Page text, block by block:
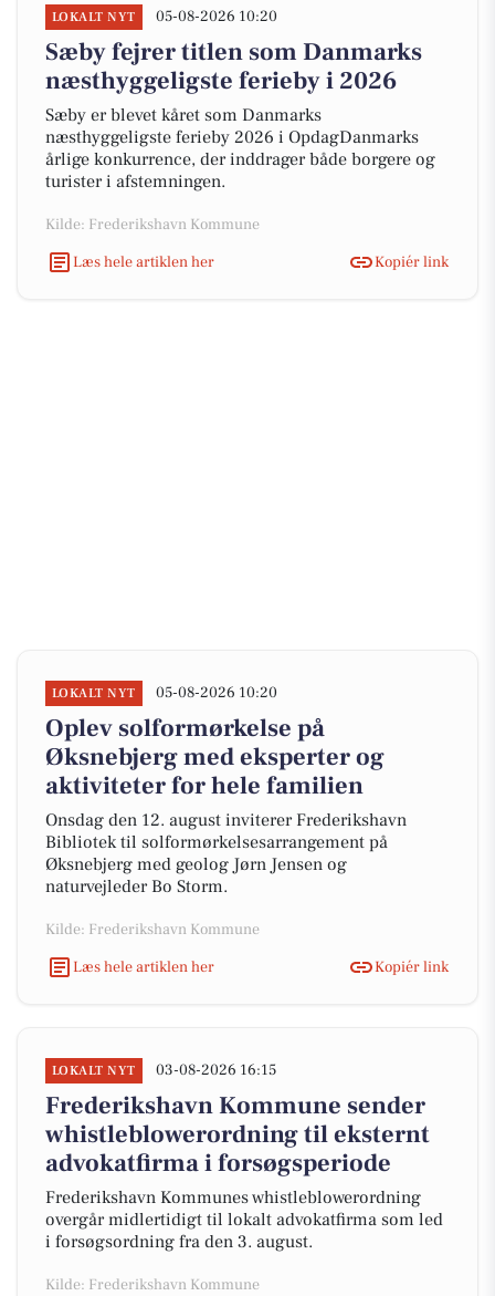
LOKALT NYT 05-08-2026 10:20
Sæby fejrer titlen som Danmarks
næsthyggeligste ferieby i 2026
Sæby er blevet kåret som Danmarks
næsthyggeligste ferieby 2026 i OpdagDanmarks
årlige konkurrence, der inddrager både borgere og
turister i afstemningen.
Kilde: Frederikshavn Kommune
Læs hele artiklen her
Kopiér link
LOKALT NYT 05-08-2026 10:20
Oplev solformørkelse på
Øksnebjerg med eksperter og
aktiviteter for hele familien
Onsdag den 12. august inviterer Frederikshavn
Bibliotek til solformørkelsesarrangement på
Øksnebjerg med geolog Jørn Jensen og
naturvejleder Bo Storm.
Kilde: Frederikshavn Kommune
Læs hele artiklen her
Kopiér link
LOKALT NYT 03-08-2026 16:15
Frederikshavn Kommune sender
whistleblowerordning til eksternt
advokatfirma i forsøgsperiode
Frederikshavn Kommunes whistleblowerordning
overgår midlertidigt til lokalt advokatfirma som led
i forsøgsordning fra den 3. august.
Kilde: Frederikshavn Kommune